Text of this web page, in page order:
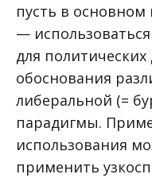
пусть в
—
для
обоснования
либеральной (=
парадигмы.
использования
применить